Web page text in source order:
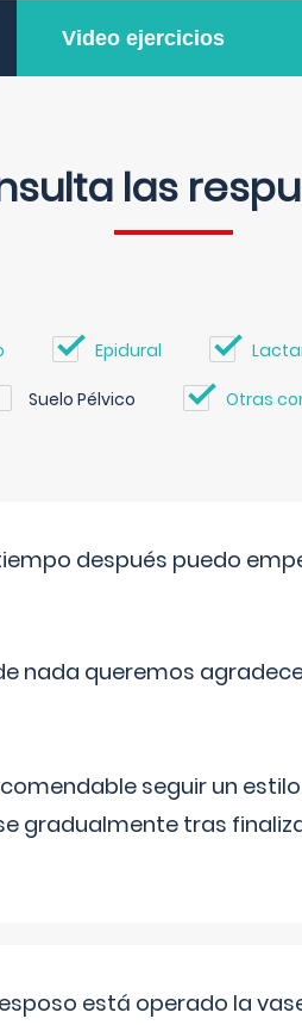
Video ejercicios
las
Epidural
Suelo Pélvico Otras
después puedo
nada queremos
seguir un
gradualmente tras
está operado la